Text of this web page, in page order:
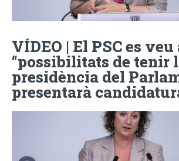
VÍDEO | El PSC es veu
“possibilitats de tenir
presidència del
presentarà